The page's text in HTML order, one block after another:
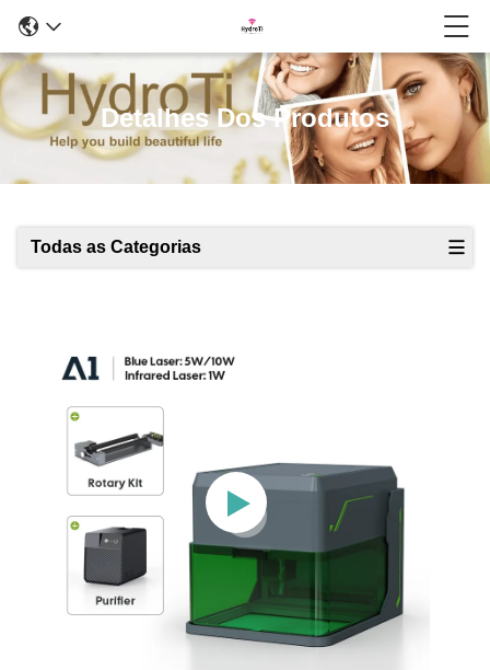
Detalhes Dos Produtos
Todas as Categorias